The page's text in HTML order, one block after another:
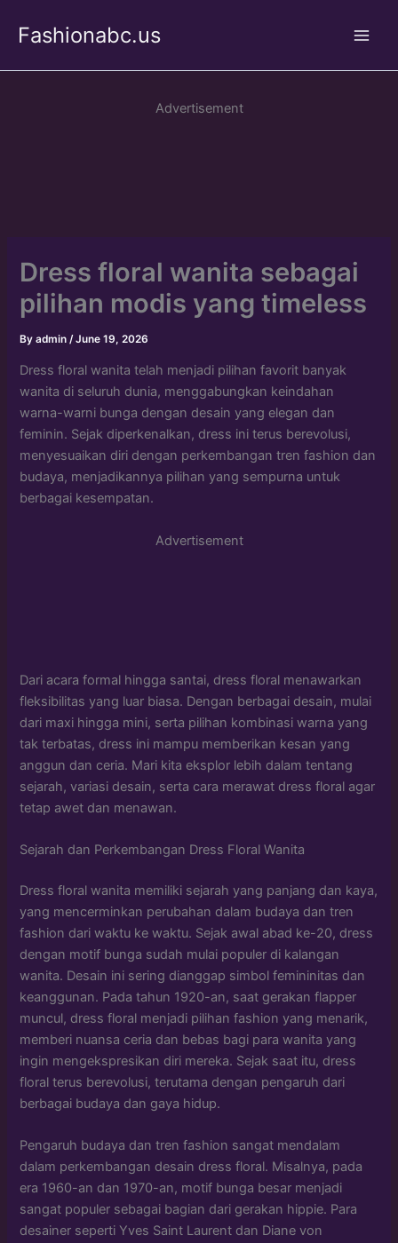
Fashionabc.us
Advertisement
Dress floral wanita sebagai
pilihan modis yang timeless
Byadmin /June 19, 2026
Dress floral wanita telah menjadi pilihan favorit banyak
wanita di seluruh dunia, menggabungkan keindahan
warna-warni bunga dengan desain yang elegan dan
feminin. Sejak diperkenalkan, dress ini terus berevolusi,
menyesuaikan diri dengan perkembangan tren fashion dan
budaya, menjadikannya pilihan yang sempurna untuk
berbagai kesempatan.
Advertisement
Dari acara formal hingga santai, dress floral menawarkan
fleksibilitas yang luar biasa. Dengan berbagai desain, mulai
dari maxi hingga mini, serta pilihan kombinasi warna yang
tak terbatas, dress ini mampu memberikan kesan yang
anggun dan ceria. Mari kita eksplor lebih dalam tentang
sejarah, variasi desain, serta cara merawat dress floral agar
tetap awet dan menawan.
Sejarah dan Perkembangan Dress Floral Wanita
Dress floral wanita memiliki sejarah yang panjang dan kaya,
yang mencerminkan perubahan dalam budaya dan tren
fashion dari waktu ke waktu. Sejak awal abad ke-20, dress
dengan motif bunga sudah mulai populer di kalangan
wanita. Desain ini sering dianggap simbol femininitas dan
keanggunan. Pada tahun 1920-an, saat gerakan flapper
muncul, dress floral menjadi pilihan fashion yang menarik,
memberi nuansa ceria dan bebas bagi para wanita yang
ingin mengekspresikan diri mereka. Sejak saat itu, dress
floral terus berevolusi, terutama dengan pengaruh dari
berbagai budaya dan gaya hidup.
Pengaruh budaya dan tren fashion sangat mendalam
dalam perkembangan desain dress floral. Misalnya, pada
era 1960-an dan 1970-an, motif bunga besar menjadi
sangat populer sebagai bagian dari gerakan hippie. Para
desainer seperti Yves Saint Laurent dan Diane von